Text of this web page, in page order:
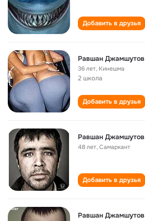
Добавить в друзья
Равшан Джамшутов
36 лет, Кинешма
2 школа
Добавить в друзья
Равшан Джамшутов
48 лет,Самаркант
Добавить в друзья
Равшан Джамшутов